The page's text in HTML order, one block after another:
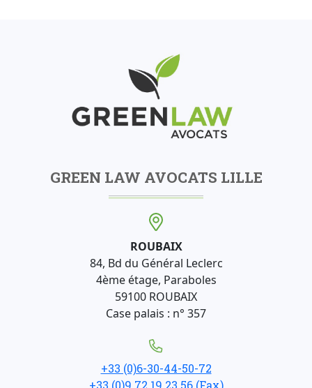
GREEN LAW AVOCATS LILLE
ROUBAIX
84, Bd du Général Leclerc
4ème étage, Paraboles
59100 ROUBAIX
Case palais : n° 357
+33 (0)6-30-44-50-72
+33 (0)9 72 19 23 56 (Fax)